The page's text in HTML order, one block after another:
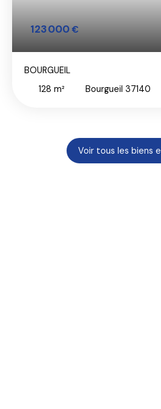
123 000€
BOURGUEIL
128 m² Bourgueil 37140
Voir tous les biens